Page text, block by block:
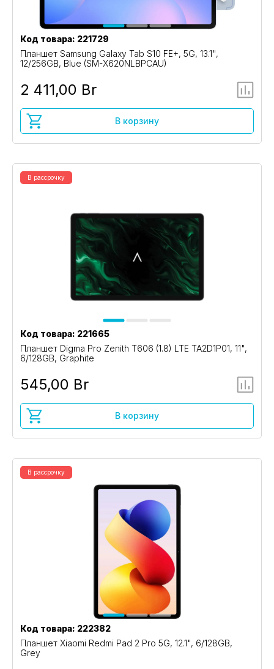
Код товара: 221729
Планшет Samsung Galaxy Tab S10 FE+, 5G, 13.1",
12/256GB, Blue (SM-X620NLBPCAU)
2 411,00 Br
В корзину
В рассрочку
Код товара: 221665
Планшет Digma Pro Zenith T606 (1.8) LTE TA2D1P01, 11",
6/128GB, Graphite
545,00 Br
В корзину
В рассрочку
Код товара: 222382
Планшет Xiaomi Redmi Pad 2 Pro 5G, 12.1", 6/128GB,
Grey